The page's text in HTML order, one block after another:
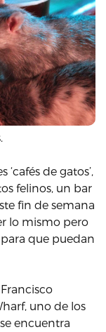
de gatos’,
felinos, un bar
fin de semana
lo mismo pero
que puedan
uno de los
encuentra